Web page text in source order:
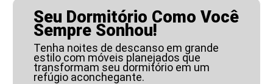
Seu Dormitório Como Você
Sempre Sonhou!
Tenha noites de descanso em grande
estilo com móveis planejados que
transformam seu dormitório em um
refúgio aconchegante.